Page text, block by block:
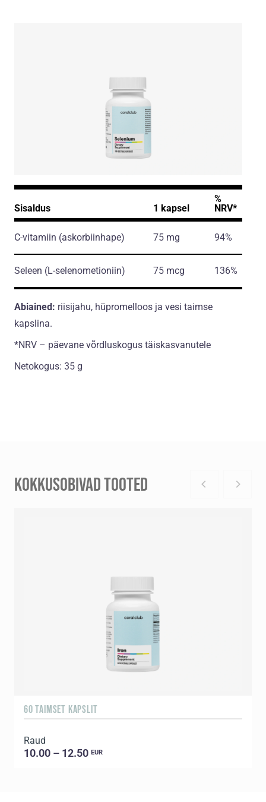
Sisaldus 1 kapsel
%
NRV*
C-vitamiin (askorbiinhape) 75 mg 94%
Seleen (L-selenometioniin) 75 mcg 136%
Abiained: riisijahu, hüpromelloos ja vesi taimse
kapslina.
*NRV – päevane võrdluskogus täiskasvanutele
Netokogus: 35 g
KOKKUSOBIVAD TOOTED
60 TAIMSET KAPSLIT
Raud
10.00 – 12.50 EUR